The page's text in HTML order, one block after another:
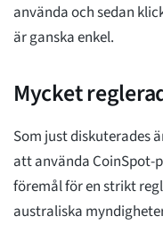
använda och sedan
är ganska enkel.
Mycket
Som just diskuterades
att använda
föremål för en strikt
australiska